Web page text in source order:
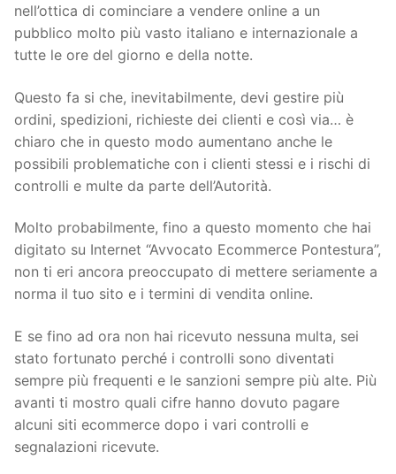
nell’ottica di cominciare a vendere online a un
pubblico molto più vasto italiano e internazionale a
tutte le ore del giorno e della notte.
Questo fa si che, inevitabilmente, devi gestire più
ordini, spedizioni, richieste dei clienti e così via… è
chiaro che in questo modo aumentano anche le
possibili problematiche con i clienti stessi e i rischi di
controlli e multe da parte dell’Autorità.
Molto probabilmente, fino a questo momento che hai
digitato su Internet “Avvocato Ecommerce Pontestura”,
non ti eri ancora preoccupato di mettere seriamente a
norma il tuo sito e i termini di vendita online.
E se fino ad ora non hai ricevuto nessuna multa, sei
stato fortunato perché i controlli sono diventati
sempre più frequenti e le sanzioni sempre più alte. Più
avanti ti mostro quali cifre hanno dovuto pagare
alcuni siti ecommerce dopo i vari controlli e
segnalazioni ricevute.